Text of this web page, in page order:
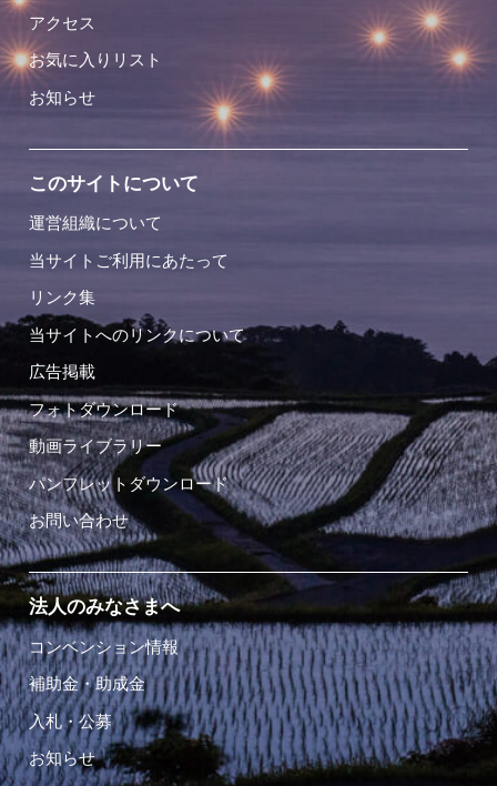
アクセス
お気に入りリスト
お知らせ
このサイトについて
運営組織について
当サイトご利用にあたって
リンク集
当サイトへのリンクについて
広告掲載
フォトダウンロード
動画ライブラリー
パンフレットダウンロード
お問い合わせ
法人のみなさまへ
コンベンション情報
補助金・助成金
入札・公募
お知らせ